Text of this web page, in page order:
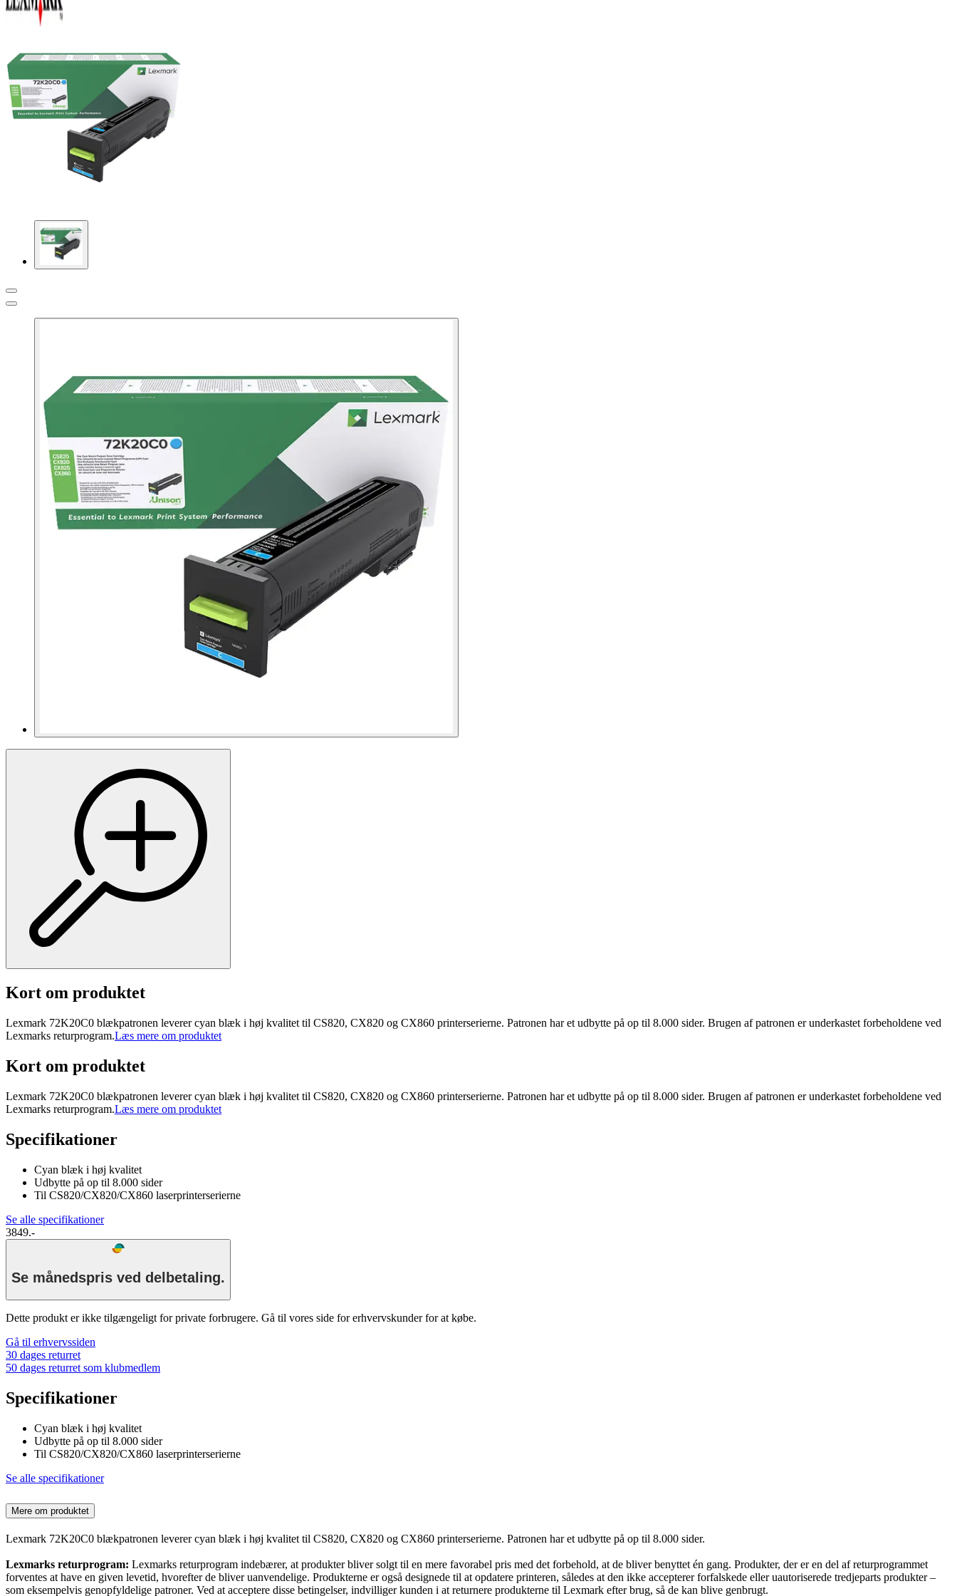
Kort om produktet
Lexmark 72K20C0 blækpatronen leverer cyan blæk i høj kvalitet til CS820, CX820 og CX860 printerserierne. Patronen har et udbytte på op til 8.000 sider. Brugen af patronen er underkastet forbeholdene ved
Lexmarks returprogram.Læs mere om produktet
Kort om produktet
Lexmark 72K20C0 blækpatronen leverer cyan blæk i høj kvalitet til CS820, CX820 og CX860 printerserierne. Patronen har et udbytte på op til 8.000 sider. Brugen af patronen er underkastet forbeholdene ved
Lexmarks returprogram.Læs mere om produktet
Specifikationer
Cyan blæk i høj kvalitet
Udbytte på op til 8.000 sider
Til CS820/CX820/CX860 laserprinterserierne
Se alle specifikationer
3849.-
Se månedspris ved delbetaling.
Dette produkt er ikke tilgængeligt for private forbrugere. Gå til vores side for erhvervskunder for at købe.
Gå til erhvervssiden
30 dages returret
50 dages returret som klubmedlem
Specifikationer
Cyan blæk i høj kvalitet
Udbytte på op til 8.000 sider
Til CS820/CX820/CX860 laserprinterserierne
Se alle specifikationer
Mere om produktet
Lexmark 72K20C0 blækpatronen leverer cyan blæk i høj kvalitet til CS820, CX820 og CX860 printerserierne. Patronen har et udbytte på op til 8.000 sider.
Lexmarks returprogram: Lexmarks returprogram indebærer, at produkter bliver solgt til en mere favorabel pris med det forbehold, at de bliver benyttet én gang. Produkter, der er en del af returprogrammet
forventes at have en given levetid, hvorefter de bliver uanvendelige. Produkterne er også designede til at opdatere printeren, således at den ikke accepterer forfalskede eller uautoriserede tredjeparts produkter –
som eksempelvis genopfyldelige patroner. Ved at acceptere disse betingelser, indvilliger kunden i at returnere produkterne til Lexmark efter brug, så de kan blive genbrugt.